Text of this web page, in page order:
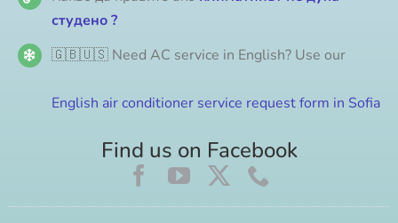
студено ?
🇬🇧🇺🇸 Need AC service in English? Use our
English air conditioner service request form in Sofia
Find us on Facebook